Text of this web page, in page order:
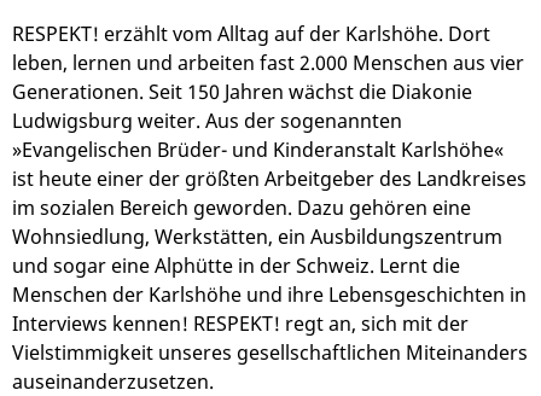
RESPEKT! erzählt vom Alltag auf der Karlshöhe. Dort
leben, lernen und arbeiten fast 2.000 Menschen aus vier
Generationen. Seit 150 Jahren wächst die Diakonie
Ludwigsburg weiter. Aus der sogenannten
»Evangelischen Brüder- und Kinderanstalt Karlshöhe«
ist heute einer der größten Arbeitgeber des Landkreises
im sozialen Bereich geworden. Dazu gehören eine
Wohnsiedlung, Werkstätten, ein Ausbildungszentrum
und sogar eine Alphütte in der Schweiz. Lernt die
Menschen der Karlshöhe und ihre Lebensgeschichten in
Interviews kennen! RESPEKT! regt an, sich mit der
Vielstimmigkeit unseres gesellschaftlichen Miteinanders
auseinanderzusetzen.